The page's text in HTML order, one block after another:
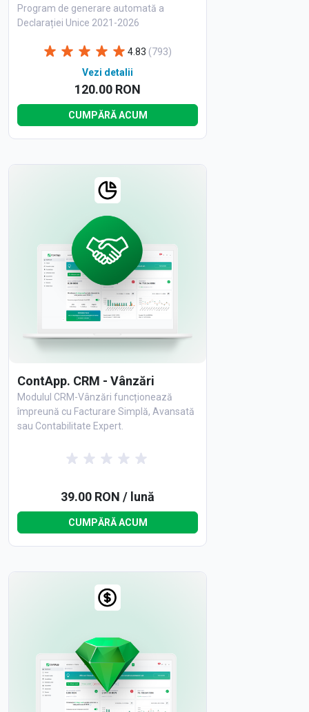
Program de generare automată a
Declarației Unice 2021-2026
4.83 (793)
Vezi detalii
120.00 RON
CUMPĂRĂ ACUM
ContApp. CRM - Vânzări
Modulul CRM-Vânzări funcționează
împreună cu Facturare Simplă, Avansată
sau Contabilitate Expert.
39.00 RON / lună
CUMPĂRĂ ACUM